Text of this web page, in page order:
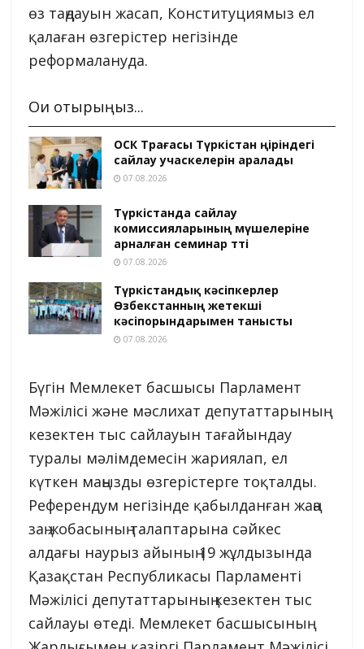
өз таңдауын жасап, Конституциямыз ел
қалаған өзгерістер негізінде
реформалануда.
Оқи отырыңыз...
ОСК Төрағасы Түркістан өңіріндегі
сайлау учаскелерін аралады
07.08.2026
Түркістанда сайлау
комиссияларының мүшелеріне
арналған семинар өтті
07.08.2026
Түркістандық кәсіпкерлер
Өзбекстанның жетекші
кәсіпорындарымен танысты
07.08.2026
Бүгін Мемлекет басшысы Парламент
Мәжілісі және мәслихат депутаттарының
кезектен тыс сайлауын тағайындау
туралы мәлімдемесін жариялап, ел
күткен маңызды өзгерістерге тоқталды.
Референдум негізінде қабылданған жаңа
заң жобасының талаптарына сәйкес
алдағы наурыз айының 19 жұлдызында
Қазақстан Республикасы Парламенті
Мәжілісі депутаттарының кезектен тыс
сайлауы өтеді. Мемлекет басшысының